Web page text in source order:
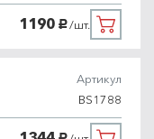
1190 руб./шт.
Артикул
BS1788